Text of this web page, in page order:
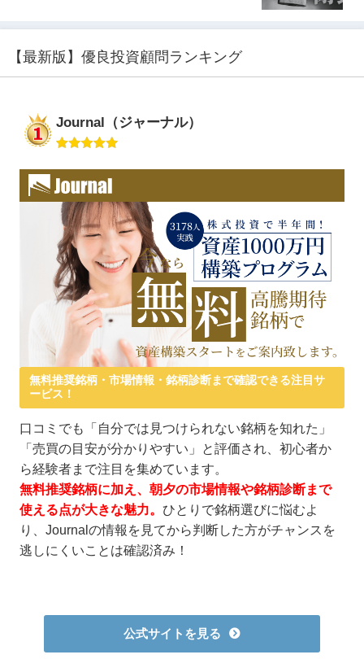
【最新版】優良投資顧問ランキング
Journal（ジャーナル）
無料推奨銘柄・市場情報・銘柄診断まで確認できる注目サ
ービス！
口コミでも「自分では見つけられない銘柄を知れた」
「売買の目安が分かりやすい」と評価され、初心者か
ら経験者まで注目を集めています。
無料推奨銘柄に加え、朝夕の市場情報や銘柄診断まで
使える点が大きな魅力。 ひとりで銘柄選びに悩むよ
り、Journalの情報を見てから判断した方がチャンスを
逃しにくいことは確認済み！
公式サイトを見る